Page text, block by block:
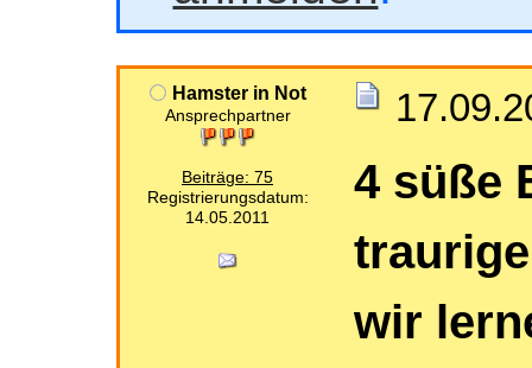
Hamster in Not
Ansprechpartner
Beiträge: 75
Registrierungsdatum:
14.05.2011
4 süße
wir